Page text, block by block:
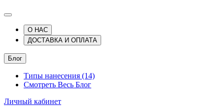
О НАС
ДОСТАВКА И ОПЛАТА
Блог
Типы нанесения (14)
Смотреть Весь Блог
Личный кабинет